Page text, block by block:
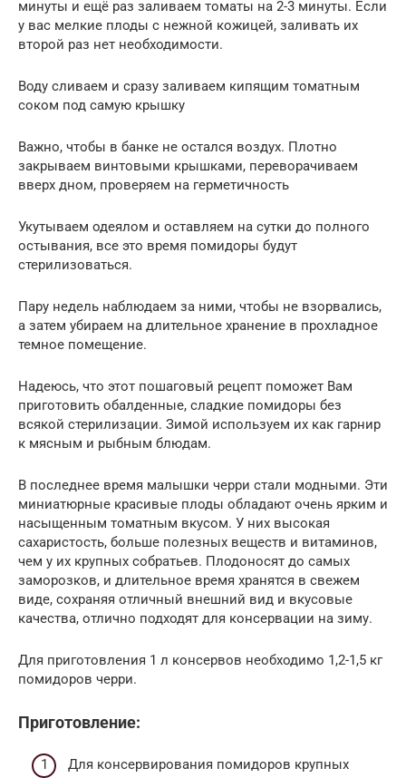
минуты и ещё раз заливаем томаты на 2-3 минуты. Если
у вас мелкие плоды с нежной кожицей, заливать их
второй раз нет необходимости.
Воду сливаем и сразу заливаем кипящим томатным
соком под самую крышку
Важно, чтобы в банке не остался воздух. Плотно
закрываем винтовыми крышками, переворачиваем
вверх дном, проверяем на герметичность
Укутываем одеялом и оставляем на сутки до полного
остывания, все это время помидоры будут
стерилизоваться.
Пару недель наблюдаем за ними, чтобы не взорвались,
а затем убираем на длительное хранение в прохладное
темное помещение.
Надеюсь, что этот пошаговый рецепт поможет Вам
приготовить обалденные, сладкие помидоры без
всякой стерилизации. Зимой используем их как гарнир
к мясным и рыбным блюдам.
В последнее время малышки черри стали модными. Эти
миниатюрные красивые плоды обладают очень ярким и
насыщенным томатным вкусом. У них высокая
сахаристость, больше полезных веществ и витаминов,
чем у их крупных собратьев. Плодоносят до самых
заморозков, и длительное время хранятся в свежем
виде, сохраняя отличный внешний вид и вкусовые
качества, отлично подходят для консервации на зиму.
Для приготовления 1 л консервов необходимо 1,2-1,5 кг
помидоров черри.
Приготовление:
Для консервирования помидоров крупных